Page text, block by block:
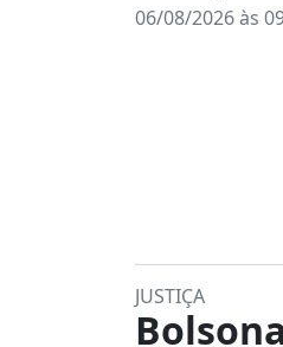
06/08/2026 às
JUSTIÇA